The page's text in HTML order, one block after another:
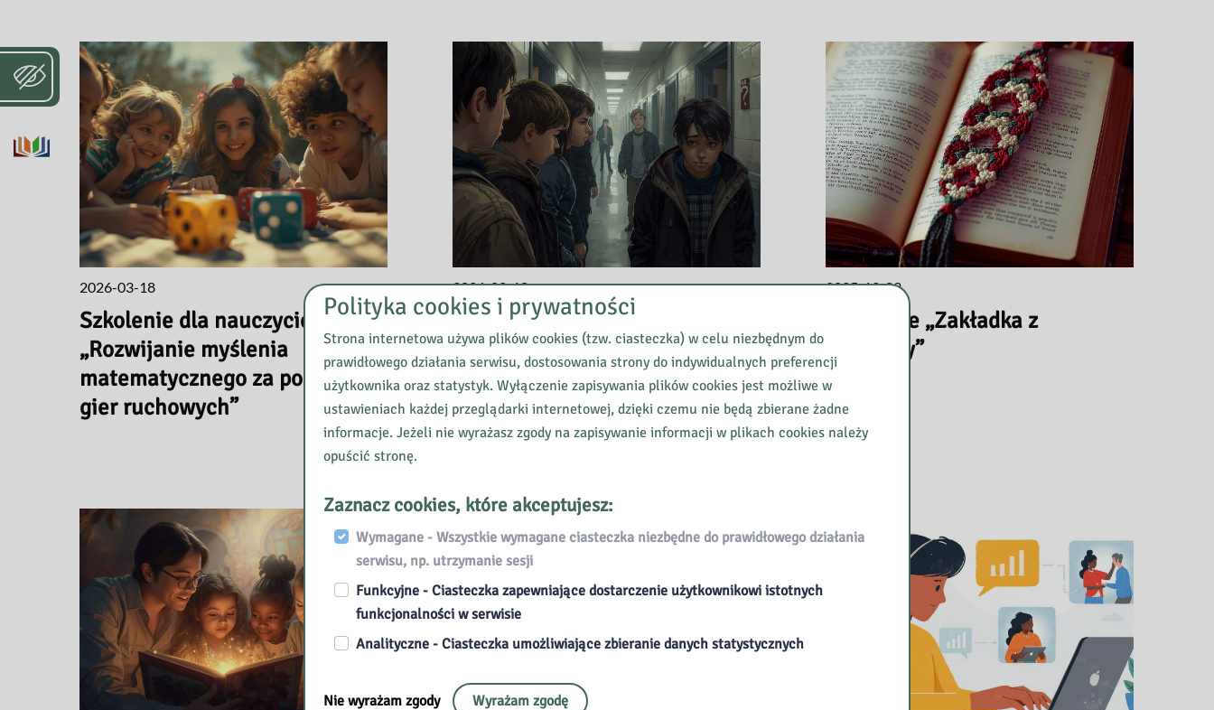
2026-03-18
Szkolenie dla nauczycieli
„Rozwijanie myślenia
matematycznego za pomocą
gier ruchowych”
2026-02-18
„Profilaktyka przemocy
rówieśniczej, dyskryminacji –
jak rozmawiać z uczniami o
odmienności”
2025-12-03
Szkolenie „Zakładka z
makramy”
Polityka cookies i prywatności
Strona internetowa używa plików cookies (tzw. ciasteczka) w celu niezbędnym do
prawidłowego działania serwisu, dostosowania strony do indywidualnych preferencji
użytkownika oraz statystyk. Wyłączenie zapisywania plików cookies jest możliwe w
ustawieniach każdej przeglądarki internetowej, dzięki czemu nie będą zbierane żadne
informacje. Jeżeli nie wyrażasz zgody na zapisywanie informacji w plikach cookies należy
opuścić stronę.
Zaznacz cookies, które akceptujesz:
Wymagane - Wszystkie wymagane ciasteczka niezbędne do prawidłowego działania
serwisu, np. utrzymanie sesji
Funkcyjne - Ciasteczka zapewniające dostarczenie użytkownikowi istotnych
funkcjonalności w serwisie
Analityczne - Ciasteczka umożliwiające zbieranie danych statystycznych
Nie wyrażam zgody Wyrażam zgodę